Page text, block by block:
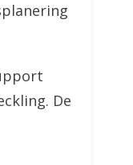
De